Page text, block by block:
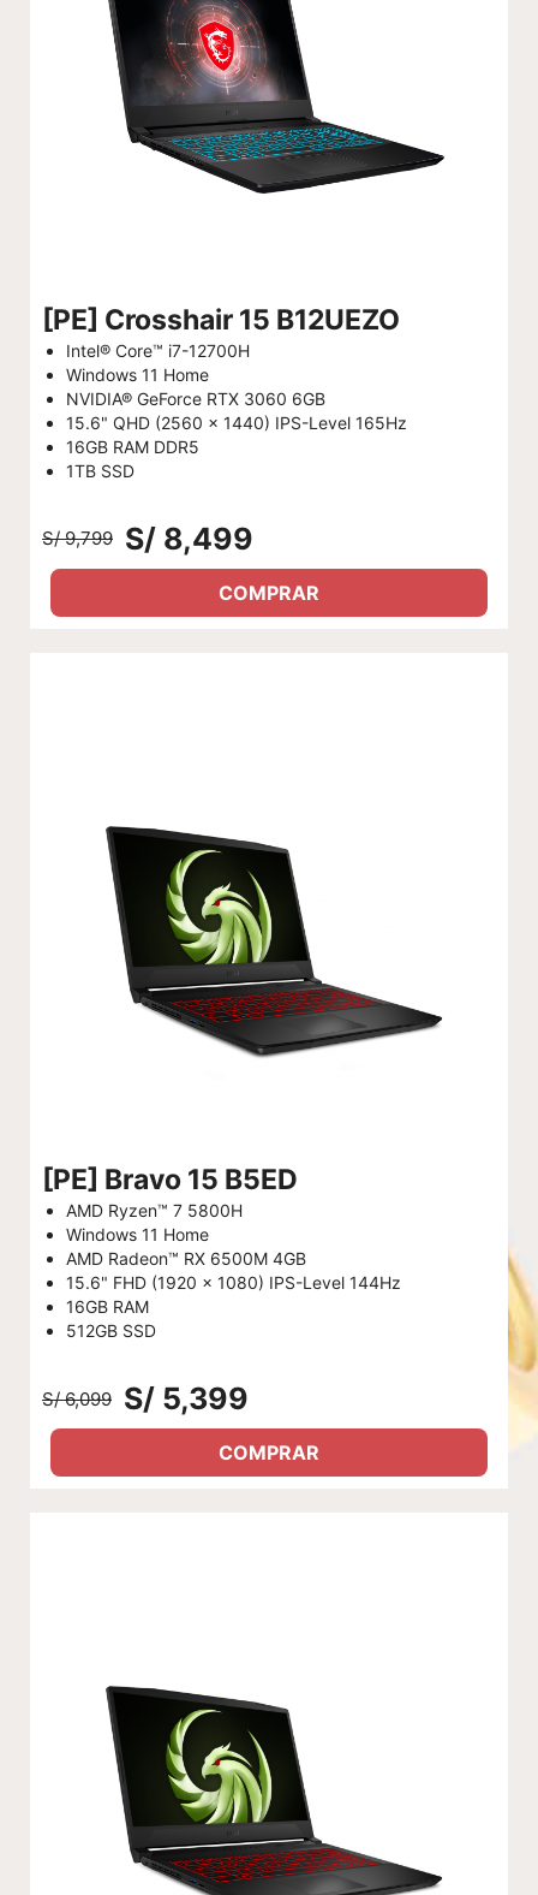
[PE] Crosshair 15 B12UEZO
Intel® Core™ i7-12700H
Windows 11 Home
NVIDIA® GeForce RTX 3060 6GB
15.6" QHD (2560 x 1440) IPS-Level 165Hz
16GB RAM DDR5
1TB SSD
S/ 9,799 S/ 8,499
COMPRAR
[PE] Bravo 15 B5ED
AMD Ryzen™ 7 5800H
Windows 11 Home
AMD Radeon™ RX 6500M 4GB
15.6" FHD (1920 x 1080) IPS-Level 144Hz
16GB RAM
512GB SSD
S/ 6,099 S/ 5,399
COMPRAR